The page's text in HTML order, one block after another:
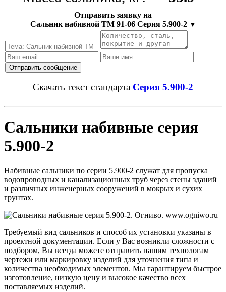
Отправить заявку на
Сальник набивной ТМ 91-06 Серия 5.900-2 ▼
Скачать текст стандарта Серия 5.900-2
Сальники набивные серия
5.900-2
Набивные сальники по серии 5.900-2 служат для пропуска
водопроводных и канализационных труб через стены зданий
и различных инженерных сооружений в мокрых и сухих
грунтах.
Требуемый вид сальников и способ их установки указаны в
проектной документации. Если у Вас возникли сложности с
подбором, Вы всегда можете отправить нашим технологам
чертежи или маркировку изделий для уточнения типа и
количества необходимых элементов. Мы гарантируем быстрое
изготовление, низкую цену и высокое качество всех
поставляемых изделий.